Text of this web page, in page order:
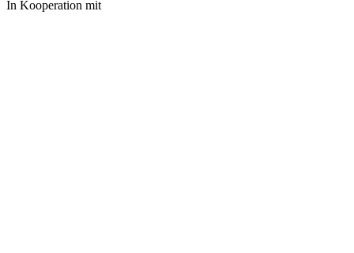
In Kooperation mit